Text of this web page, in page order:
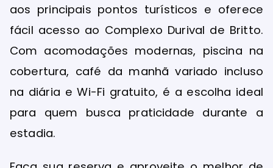
aos principais pontos turísticos e oferece
fácil acesso ao Complexo Durival de Britto.
Com acomodações modernas, piscina na
cobertura, café da manhã variado incluso
na diária e Wi-Fi gratuito, é a escolha ideal
para quem busca praticidade durante a
estadia.